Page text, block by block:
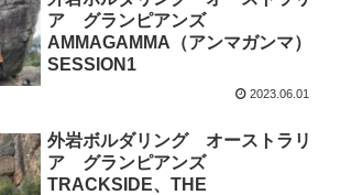
ア グランピアンズ
AMMAGAMMA（アンマガンマ）
SESSION1
2023.06.01
外岩ボルダリング オーストラリ
ア グランピアンズ
TRACKSIDE、THE